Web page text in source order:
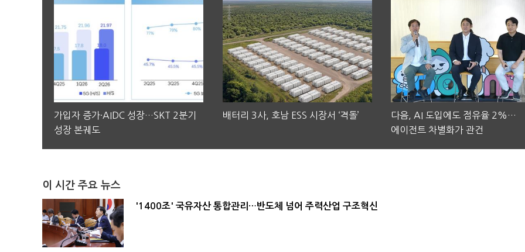
가입자 증가·AIDC 성장…SKT 2분기
성장 본궤도
배터리 3사, 호남 ESS 시장서 ‘격돌’
다음, AI 도입에도 점유율 2%…
에이전트 차별화가 관건
이 시간 주요 뉴스
'1400조' 국유자산 통합관리…반도체 넘어 주력산업 구조혁신